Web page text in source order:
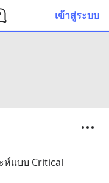
เข้าสู่ระบบ
ห์แบบ Critical